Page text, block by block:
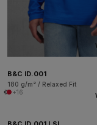
B&C ID.001
180 g/m² / Relaxed Fit
+16